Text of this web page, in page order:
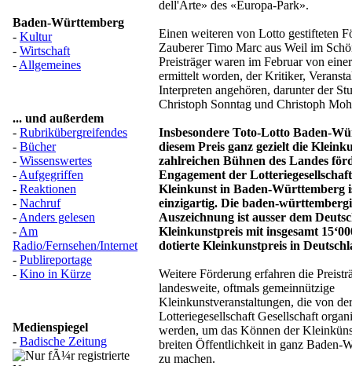
Baden-Württemberg
- Kultur
- Wirtschaft
- Allgemeines
... und außerdem
- Rubrikübergreifendes
- Bücher
- Wissenswertes
- Aufgegriffen
- Reaktionen
- Nachruf
- Anders gelesen
- Am
Radio/Fernsehen/Internet
- Publireportage
- Kino in Kürze
Medienspiegel
- Badische Zeitung
dell'Arte» des «Europa-Park».
Einen weiteren von Lotto gestifteten
Zauberer Timo Marc aus Weil im
Preisträger waren im Februar von
ermittelt worden, der Kritiker,
Interpreten angehören, darunter der
Christoph Sonntag und Christoph
Insbesondere Toto-Lotto Baden-
diesem Preis ganz gezielt die
zahlreichen Bühnen des Landes
Engagement der
Kleinkunst in Baden-Württemberg
einzigartig. Die baden-
Auszeichnung ist ausser dem
Kleinkunstpreis mit insgesamt
dotierte Kleinkunstpreis in
Weitere Förderung erfahren die
landesweite, oftmals gemeinnützige
Kleinkunstveranstaltungen, die von der
Lotteriegesellschaft Gesellschaft
werden, um das Können der
breiten Öffentlichkeit in ganz Baden-
zu machen.